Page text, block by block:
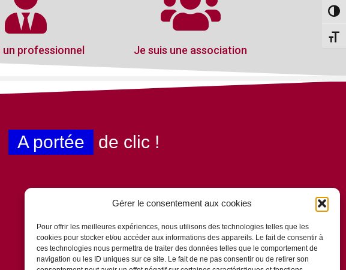
Gérer le consentement aux cookies
Pour offrir les meilleures expériences, nous utilisons des technologies telles que les
cookies pour stocker et/ou accéder aux informations des appareils. Le fait de consentir à
ces technologies nous permettra de traiter des données telles que le comportement de
navigation ou les ID uniques sur ce site. Le fait de ne pas consentir ou de retirer son
un professionnel Je suis une association
A portée de clic !